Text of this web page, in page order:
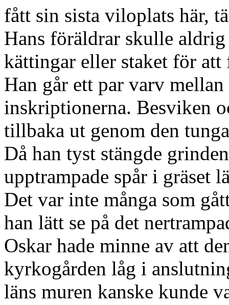
fått sin sista viloplats här,
Hans föräldrar skulle
kättingar eller staket för
Han går ett par varv
inskriptionerna. Besviken
tillbaka ut genom den
Då han tyst stängde
upptrampade spår i gräset
Det var inte många som
han lätt se på det
Oskar hade minne av att
kyrkogården låg i
läns muren kanske kunde